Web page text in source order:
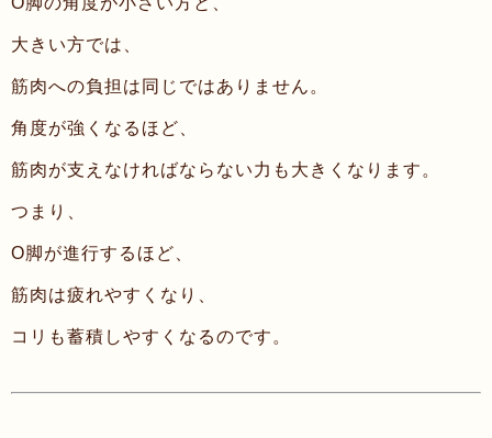
大きい方では、
筋肉への負担は同じではありません。
角度が強くなるほど、
筋肉が支えなければならない力も大きくなります。
つまり、
O脚が進行するほど、
筋肉は疲れやすくなり、
コリも蓄積しやすくなるのです。